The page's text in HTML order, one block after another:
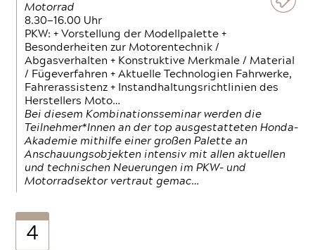
Motorrad
8.30—16.00 Uhr
PKW: + Vorstellung der Modellpalette +
Besonderheiten zur Motorentechnik /
Abgasverhalten + Konstruktive Merkmale / Material
/ Fügeverfahren + Aktuelle Technologien Fahrwerke,
Fahrerassistenz + Instandhaltungsrichtlinien des
Herstellers Moto…
Bei diesem Kombinationsseminar werden die
Teilnehmer*Innen an der top ausgestatteten Honda-
Akademie mithilfe einer großen Palette an
Anschauungsobjekten intensiv mit allen aktuellen
und technischen Neuerungen im PKW- und
Motorradsektor vertraut gemac…
4